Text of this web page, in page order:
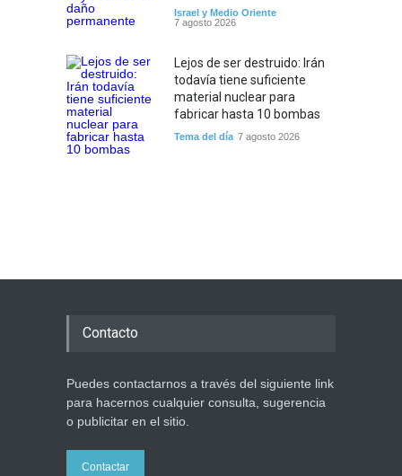
Israel y Medio Oriente
7 agosto 2026
Lejos de ser destruido: Irán
todavía tiene suficiente
material nuclear para
fabricar hasta 10 bombas
Tema del día 7 agosto 2026
Contacto
Puedes contactarnos a través del siguiente link
para hacernos cualquier consulta, sugerencia
o publicitar en el sitio.
Contactar